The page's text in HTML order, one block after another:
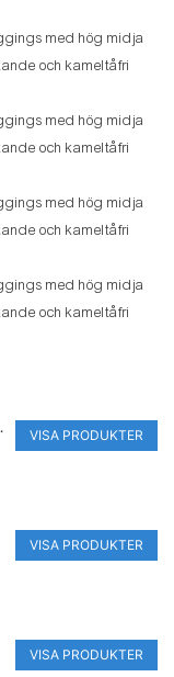
VISA PRODUKTER
VISA PRODUKTER
VISA PRODUKTER